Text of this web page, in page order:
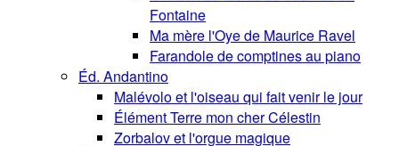
Fontaine
Ma mère l'Oye de Maurice Ravel
Farandole de comptines au piano
Éd. Andantino
Malévolo et l'oiseau qui fait venir le jour
Élément Terre mon cher Célestin
Zorbalov et l'orgue magique